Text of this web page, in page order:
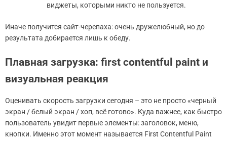
виджеты, которыми никто не пользуется.
Иначе получится сайт-черепаха: очень дружелюбный, но до
результата добирается лишь к обеду.
Плавная загрузка: first contentful paint и
визуальная реакция
Оценивать скорость загрузки сегодня – это не просто «черный
экран / белый экран / хоп, всё готово». Куда важнее, как быстро
пользователь увидит первые элементы: заголовок, меню,
кнопки. Именно этот момент называется First Contentful Paint